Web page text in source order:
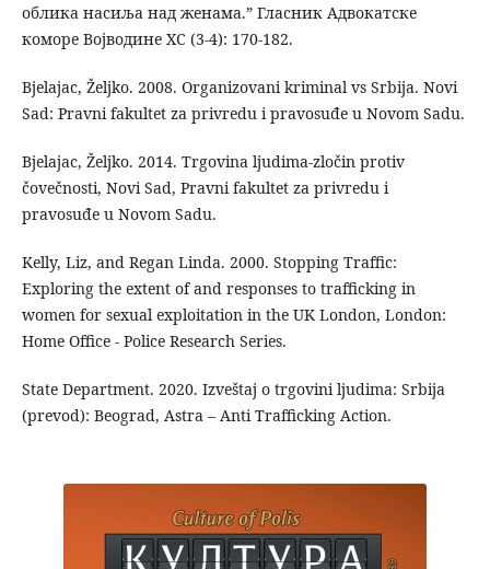
облика насиља над женама.” Гласник Адвокатске
коморе Војводине XC (3-4): 170-182.
Bjelajac, Željko. 2008. Organizovani kriminal vs Srbija. Novi
Sad: Pravni fakultet za privredu i pravosuđe u Novom Sadu.
Bjelajac, Željko. 2014. Trgovina ljudima-zločin protiv
čovečnosti, Novi Sad, Pravni fakultet za privredu i
pravosuđe u Novom Sadu.
Kelly, Liz, and Regan Linda. 2000. Stopping Traffic:
Exploring the extent of and responses to trafficking in
women for sexual exploitation in the UK London, London:
Home Office - Police Research Series.
State Department. 2020. Izveštaj o trgovini ljudima: Srbija
(prevod): Beograd, Astra – Anti Trafficking Action.